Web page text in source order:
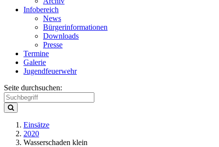
Infobereich
News
Bürgerinformationen
Downloads
Presse
Termine
Galerie
Jugendfeuerwehr
Seite durchsuchen:
Einsätze
2020
Wasserschaden klein